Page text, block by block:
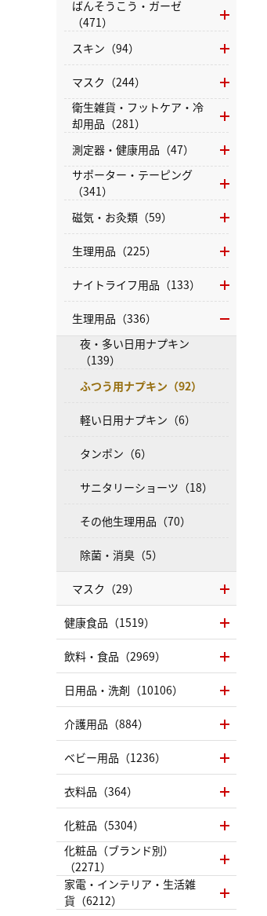
ばんそうこう・ガーゼ
（471）
スキン（94）
マスク（244）
衛生雑貨・フットケア・冷
却用品（281）
測定器・健康用品（47）
サポーター・テーピング
（341）
磁気・お灸類（59）
生理用品（225）
ナイトライフ用品（133）
生理用品（336）
夜・多い日用ナプキン
（139）
ふつう用ナプキン（92）
軽い日用ナプキン（6）
タンポン（6）
サニタリーショーツ（18）
その他生理用品（70）
除菌・消臭（5）
マスク（29）
健康食品（1519）
飲料・食品（2969）
日用品・洗剤（10106）
介護用品（884）
ベビー用品（1236）
衣料品（364）
化粧品（5304）
化粧品（ブランド別）
（2271）
家電・インテリア・生活雑
貨（6212）